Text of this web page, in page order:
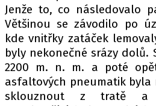
OSOBNÍ ÚDAJE /
Provozovatelem
INCORP MEDIA GROUP
Jenže to, co následovalo
Většinou se závodilo po
kde vnitřky zatáček
byly nekonečné srázy dolů.
2200 m. n. m. a poté
asfaltových pneumatik byla
sklouznout z tratě a